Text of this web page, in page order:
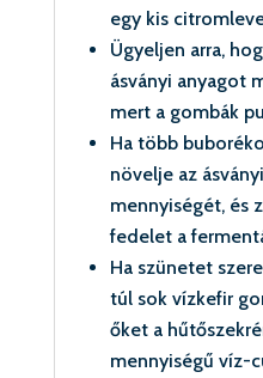
egy kis
Ügyeljen arra,
ásványi anyagot
mert a gombák
Ha több
növelje az
mennyiségét, és
fedelet a
Ha szünetet
túl sok vízkefir
őket a
mennyiségű víz-